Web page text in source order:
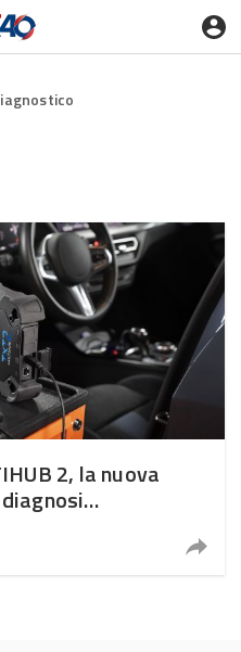
2, la nuova